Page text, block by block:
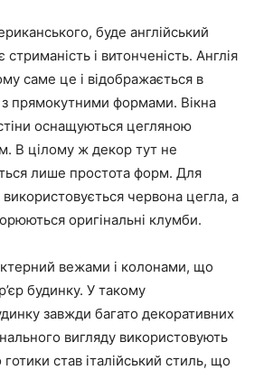
буде англійський
і витонченість. Англія
саме це і відображається в
прямокутними формами. Вікна
оснащуються цегляною
В цілому ж декор тут не
лише простота форм. Для
червона цегла, а
оригінальні клумби.
вежами і колонами, що
будинку. У такому
завжди багато декоративних
вигляду використовують
став італійський стиль, що